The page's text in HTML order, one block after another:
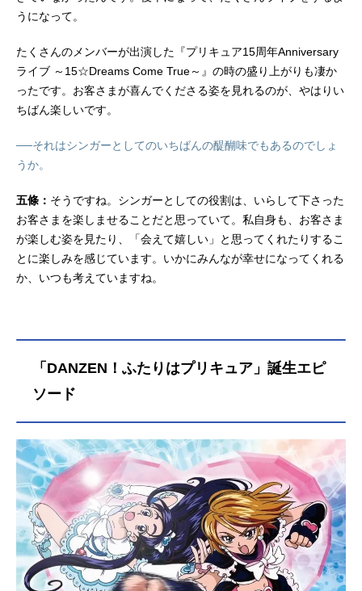
うになって。
たくさんのメンバーが出演した『プリキュア15周年Anniversary
ライブ ～15☆Dreams Come True～』の時の盛り上がりも凄か
ったです。お客さまが喜んでくださる姿を見れるのが、やはりい
ちばん楽しいです。
──それはシンガーとしてのいちばんの醍醐味でもあるのでしょ
うか。
五條： そうですね。シンガーとしての役割は、いらして下さった
お客さまを楽しませることだと思っていて。私自身も、お客さま
が楽しむ姿を見たり、「会えて嬉しい」と思ってくれたりするこ
とに楽しみを感じています。いかにみんなが幸せになってくれる
か、いつも考えていますね。
「DANZEN！ふたりはプリキュア」誕生エピ
ソード